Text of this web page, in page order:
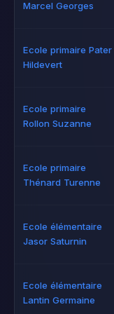
Marcel Georges
Ecole primaire Pater
Hildevert
Ecole primaire
Rollon Suzanne
Ecole primaire
Thénard Turenne
Ecole élémentaire
Jasor Saturnin
Ecole élémentaire
Lantin Germaine